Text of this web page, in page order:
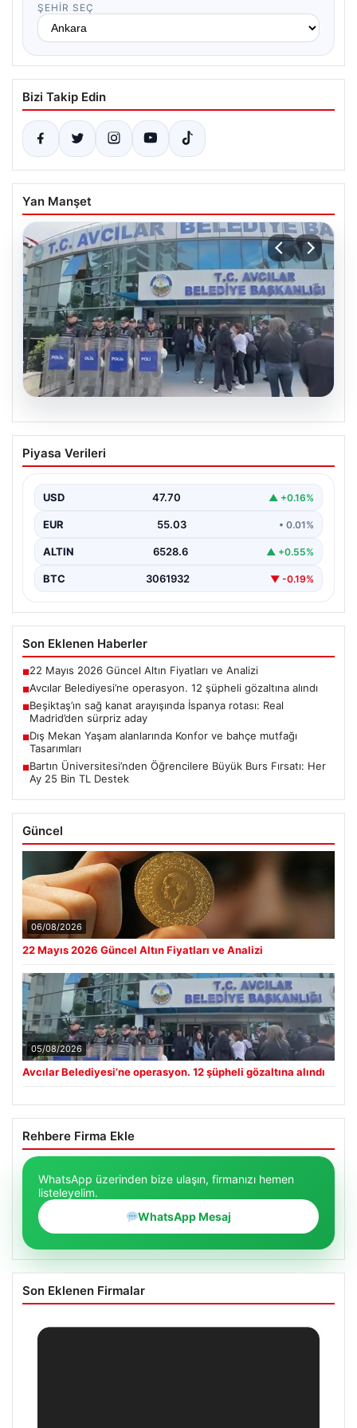
ŞEHIR SEÇ
Bizi Takip Edin
Yan Manşet
05.08.2026
Avcılar Belediyesi’ne operasyon. 12
şüpheli gözaltına alındı
Piyasa Verileri
USD 47.70 ▲ +0.16%
EUR 55.03 • 0.01%
ALTIN 6528.6 ▲ +0.55%
BTC 3061932 ▼ -0.19%
Son Eklenen Haberler
■22 Mayıs 2026 Güncel Altın Fiyatları ve Analizi
■Avcılar Belediyesi’ne operasyon. 12 şüpheli gözaltına alındı
■Beşiktaş’ın sağ kanat arayışında İspanya rotası: Real
Madrid’den sürpriz aday
■Dış Mekan Yaşam alanlarında Konfor ve bahçe mutfağı
Tasarımları
■Bartın Üniversitesi’nden Öğrencilere Büyük Burs Fırsatı: Her
Ay 25 Bin TL Destek
Güncel
06/08/2026
22 Mayıs 2026 Güncel Altın Fiyatları ve Analizi
05/08/2026
Avcılar Belediyesi’ne operasyon. 12 şüpheli gözaltına alındı
Rehbere Firma Ekle
WhatsApp üzerinden bize ulaşın, firmanızı hemen
listeleyelim.
WhatsApp Mesaj
Son Eklenen Firmalar